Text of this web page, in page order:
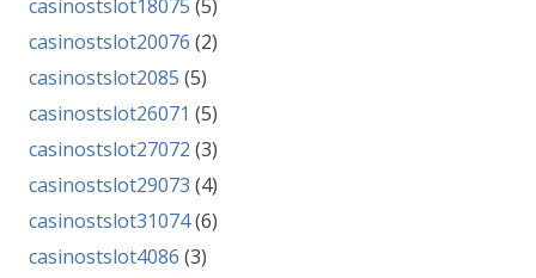
casinostslot18075 (5)
casinostslot20076 (2)
casinostslot2085 (5)
casinostslot26071 (5)
casinostslot27072 (3)
casinostslot29073 (4)
casinostslot31074(6)
casinostslot4086 (3)